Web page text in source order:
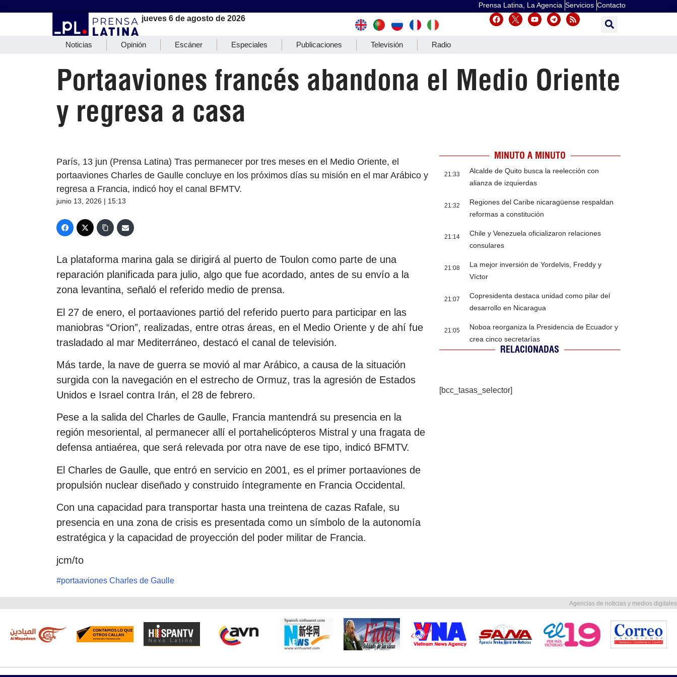
Prensa Latina, La Agencia Servicios Contacto
jueves 6 de agosto de 2026
Noticias Opinión Escáner Especiales Publicaciones Televisión Radio
Portaaviones francés abandona el Medio Oriente
y regresa a casa
París, 13 jun (Prensa Latina) Tras permanecer por tres meses en el Medio Oriente, el
portaaviones Charles de Gaulle concluye en los próximos días su misión en el mar Arábico y
regresa a Francia, indicó hoy el canal BFMTV.
junio 13, 2026 | 15:13
La plataforma marina gala se dirigirá al puerto de Toulon como parte de una
reparación planificada para julio, algo que fue acordado, antes de su envío a la
zona levantina, señaló el referido medio de prensa.
El 27 de enero, el portaaviones partió del referido puerto para participar en las
maniobras “Orion”, realizadas, entre otras áreas, en el Medio Oriente y de ahí fue
trasladado al mar Mediterráneo, destacó el canal de televisión.
Más tarde, la nave de guerra se movió al mar Arábico, a causa de la situación
surgida con la navegación en el estrecho de Ormuz, tras la agresión de Estados
Unidos e Israel contra Irán, el 28 de febrero.
Pese a la salida del Charles de Gaulle, Francia mantendrá su presencia en la
región mesoriental, al permanecer allí el portahelicópteros Mistral y una fragata de
defensa antiaérea, que será relevada por otra nave de ese tipo, indicó BFMTV.
El Charles de Gaulle, que entró en servicio en 2001, es el primer portaaviones de
propulsión nuclear diseñado y construido íntegramente en Francia Occidental.
Con una capacidad para transportar hasta una treintena de cazas Rafale, su
presencia en una zona de crisis es presentada como un símbolo de la autonomía
estratégica y la capacidad de proyección del poder militar de Francia.
jcm/to
#portaaviones Charles de Gaulle
MINUTO A MINUTO
21:33
Alcalde de Quito busca la reelección con
alianza de izquierdas
21:32
Regiones del Caribe nicaragüense respaldan
reformas a constitución
21:14
Chile y Venezuela oficializaron relaciones
consulares
21:08
La mejor inversión de Yordelvis, Freddy y
Víctor
21:07
Copresidenta destaca unidad como pilar del
desarrollo en Nicaragua
21:05
Noboa reorganiza la Presidencia de Ecuador y
crea cinco secretarías
RELACIONADAS
[bcc_tasas_selector]
Agencias de noticias y medios digitales